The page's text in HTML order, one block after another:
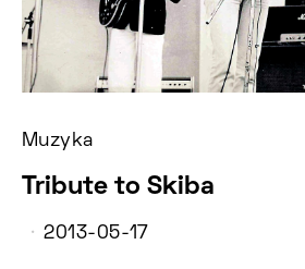
Muzyka
Tribute to Skiba
2013-05-17